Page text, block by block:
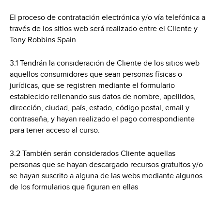
El proceso de contratación electrónica y/o vía telefónica a
través de los sitios web será realizado entre el Cliente y
Tony Robbins Spain.
3.1 Tendrán la consideración de Cliente de los sitios web
aquellos consumidores que sean personas físicas o
jurídicas, que se registren mediante el formulario
establecido rellenando sus datos de nombre, apellidos,
dirección, ciudad, país, estado, código postal, email y
contraseña, y hayan realizado el pago correspondiente
para tener acceso al curso.
3.2 También serán considerados Cliente aquellas
personas que se hayan descargado recursos gratuitos y/o
se hayan suscrito a alguna de las webs mediante algunos
de los formularios que figuran en ellas